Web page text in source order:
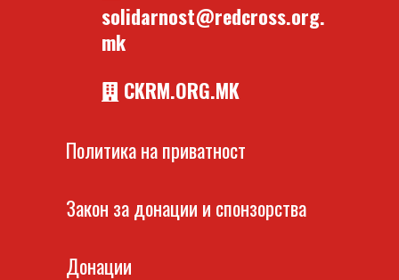
solidarnost@redcross.org.
mk
CKRM.ORG.MK
Политика на приватност
Закон за донации и спонзорства
Донации